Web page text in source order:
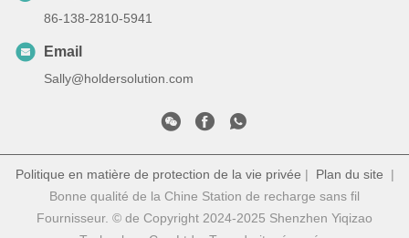
86-138-2810-5941
Email
Sally@holdersolution.com
Politique en matière de protection de la vie privée | Plan du site |
Bonne qualité de la Chine Station de recharge sans fil
Fournisseur. © de Copyright 2024-2025 Shenzhen Yiqizao